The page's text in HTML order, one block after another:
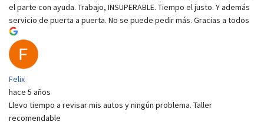
el parte con ayuda. Trabajo, INSUPERABLE. Tiempo el justo. Y además
servicio de puerta a puerta. No se puede pedir más. Gracias a todos
Felix
hace 5 años
Llevo tiempo a revisar mis autos y ningún problema. Taller
recomendable